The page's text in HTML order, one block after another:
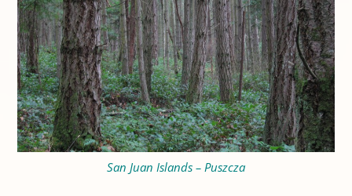
San Juan Islands – Puszcza